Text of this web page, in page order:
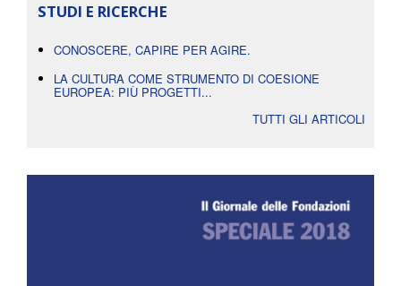
STUDI E RICERCHE
CONOSCERE, CAPIRE PER AGIRE.
LA CULTURA COME STRUMENTO DI COESIONE
EUROPEA: PIÙ PROGETTI...
TUTTI GLI ARTICOLI